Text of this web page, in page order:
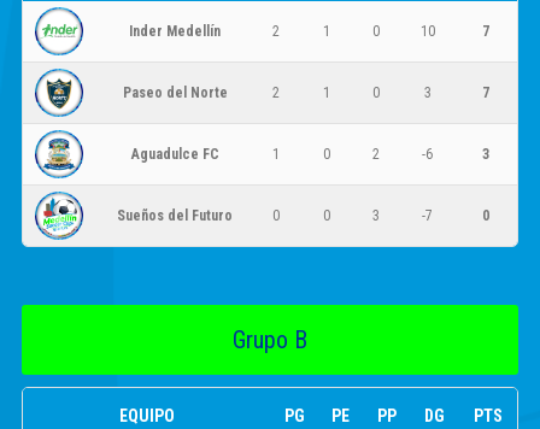
Inder Medellín 2 1 0 10 7
Paseo del Norte 2 1 0 3 7
Aguadulce FC 1 0 2 -6 3
Sueños del Futuro 0 0 3 -7 0
Grupo B
EQUIPO PG PE PP DG PTS